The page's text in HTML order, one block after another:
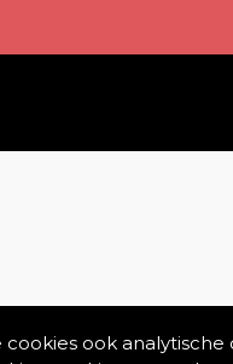
ook